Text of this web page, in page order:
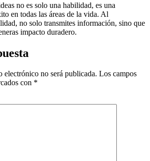
no es solo una habilidad, es una
en todas las áreas de la vida. Al
no solo transmites información, sino que
impacto duradero.
electrónico no será publicada. Los campos
con *